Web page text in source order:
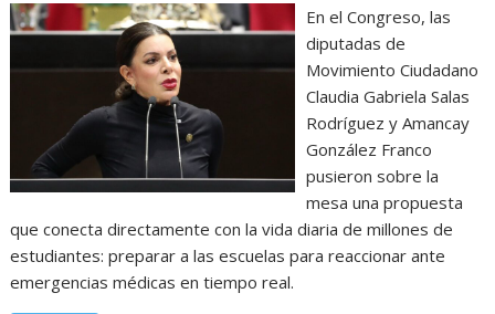
En el Congreso, las
diputadas de
Movimiento Ciudadano
Claudia Gabriela Salas
Rodríguez y Amancay
González Franco
pusieron sobre la
mesa una propuesta
que conecta directamente con la vida diaria de millones de
estudiantes: preparar a las escuelas para reaccionar ante
emergencias médicas en tiempo real.